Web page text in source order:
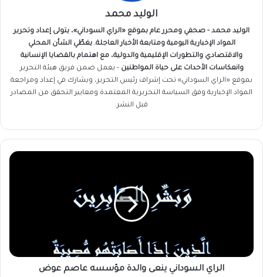
الوليد محمد
الوليد محمد - صحفي ومحرر عام بموقع «الراي السوداني»، يتولى إعداد وتحرير
المواد الإخبارية اليومية ومتابعة الأخبار العاجلة. يغطّي الشأن المحلي
والاقتصادي والتطورات الإقليمية والدولية، مع اهتمام بالقضايا الإنسانية
وانعكاسات الأحداث على حياة المواطنين - يعمل ضمن فريق هيئة التحرير
بموقع «الراي السوداني» تحت إشراف رئيس التحرير، ويشارك في إعداد ومراجعة
المواد الإخبارية وفق السياسة التحريرية المعتمدة ومعايير التحقق من المصادر
قبل النشر.
الراي
الراي السوداني ينعى والدة مؤسسه عاصم عوض